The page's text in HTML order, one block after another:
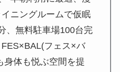
ニングルームで仮眠
、無料駐車場100台完
フェス×バ
身体も悦ぶ空間を提